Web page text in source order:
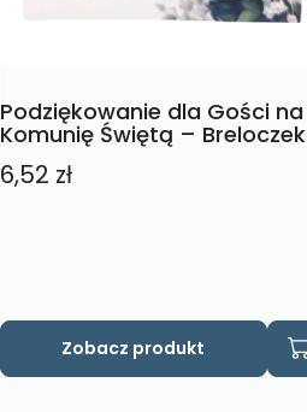
Podziękowanie dla Gości na
Komunię Świętą – Breloczek
6,52 zł
Zobacz produkt